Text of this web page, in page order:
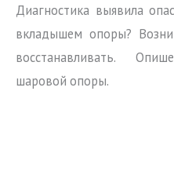
Диагностика выявила
вкладышем опоры?
восстанавливать.
шаровой опоры.